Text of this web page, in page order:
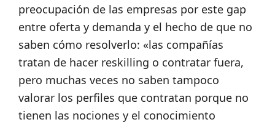
preocupación de las empresas por este gap
entre oferta y demanda y el hecho de que no
saben cómo resolverlo: «las compañías
tratan de hacer reskilling o contratar fuera,
pero muchas veces no saben tampoco
valorar los perfiles que contratan porque no
tienen las nociones y el conocimiento